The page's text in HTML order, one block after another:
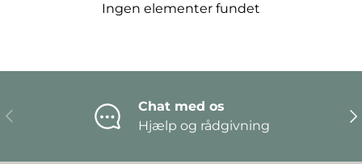
Ingen elementer fundet
Forrige
Chat med os
Hjælp og rådgivning